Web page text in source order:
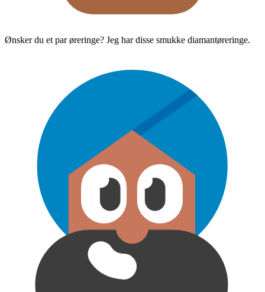
Ønsker du et par øreringe? Jeg har disse smukke diamantøreringe.